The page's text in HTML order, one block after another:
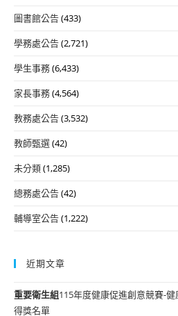
圖書館公告(433)
學務處公告(2,721)
學生事務(6,433)
家長事務(4,564)
教務處公告(3,532)
教師甄選(42)
未分類(1,285)
總務處公告(42)
輔導室公告(1,222)
近期文章
重要衛生組115年度健康促進創意競賽-
得獎名單